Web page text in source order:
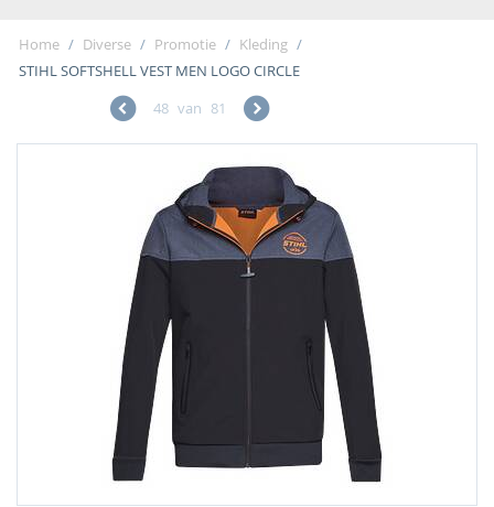
Home / Diverse / Promotie / Kleding /
STIHL SOFTSHELL VEST MEN LOGO CIRCLE
48 van 81